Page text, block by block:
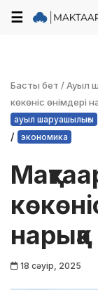
☰
Басты бет /Ауыл
көкөніс өнімдері
ауыл шаруашылығы
/ экономика
18 сәуір, 2025